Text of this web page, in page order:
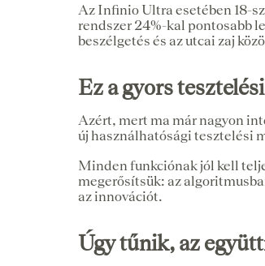
Az Infinio Ultra esetében 18-
rendszer 24%-kal pontosabb
beszélgetés és az utcai zaj
Ez a gyors
Azért, mert ma már nagyon
új használhatósági tesztelési
Minden funkciónak jól kell
megerősítsük: az
az innovációt.
Úgy tűnik, az